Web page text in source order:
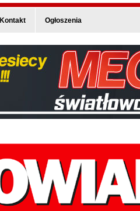
Kontakt Ogłoszenia